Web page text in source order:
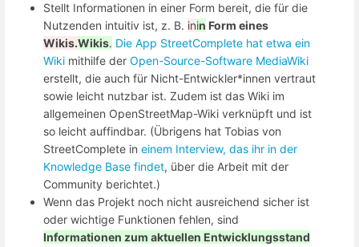
Stellt Informationen in einer Form bereit, die für die
Nutzenden intuitiv ist, z. B. inin Form eines
Wikis.Wikis. Die App StreetComplete hat etwa ein
Wiki mithilfe der Open-Source-Software MediaWiki
erstellt, die auch für Nicht-Entwickler*innen vertraut
sowie leicht nutzbar ist. Zudem ist das Wiki im
allgemeinen OpenStreetMap-Wiki verknüpft und ist
so leicht auffindbar. (Übrigens hat Tobias von
StreetComplete in einem Interview, das ihr in der
Knowledge Base findet, über die Arbeit mit der
Community berichtet.)
Wenn das Projekt noch nicht ausreichend sicher ist
oder wichtige Funktionen fehlen, sind
Informationen zum aktuellen Entwicklungsstand